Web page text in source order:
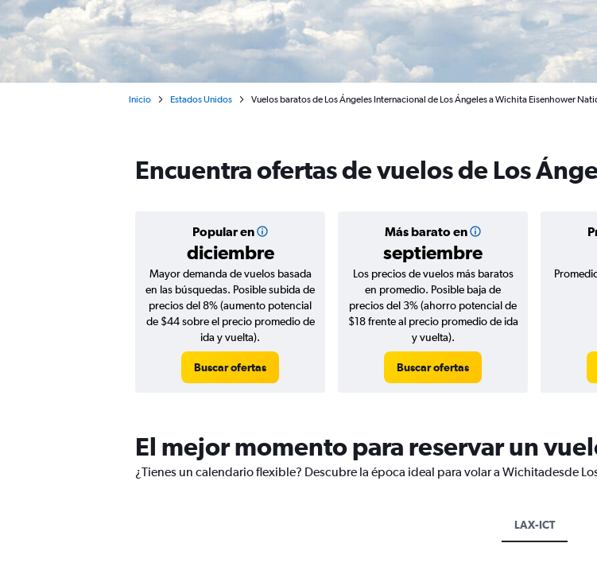
Inicio Estados Unidos Vuelos baratos de Los Ángeles Internacional de Los Ángeles a Wichita Eisenhower
Encuentra ofertas de vuelos de Los
Popular en
diciembre
Más barato en
septiembre
Mayor demanda de vuelos basada
en las búsquedas. Posible subida de
precios del 8% (aumento potencial
de $44 sobre el precio promedio de
ida y vuelta).
Buscar ofertas
Los precios de vuelos más baratos
en promedio. Posible baja de
precios del 3% (ahorro potencial de
$18 frente al precio promedio de ida
y vuelta).
Buscar ofertas
El mejor momento para reservar un
¿Tienes un calendario flexible? Descubre la época ideal para volar a Wichitadesde
LAX-ICT